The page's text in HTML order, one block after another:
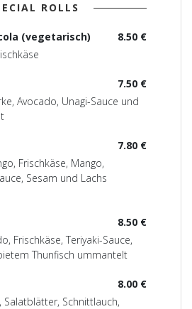
ROLLS
8.50 €
(vegetarisch)
7.50 €
Avocado, Unagi-Sauce und
7.80 €
Frischkäse, Mango,
Sesam und Lachs
8.50 €
Frischkäse, Teriyaki-Sauce,
Thunfisch ummantelt
8.00 €
Salatblätter, Schnittlauch,